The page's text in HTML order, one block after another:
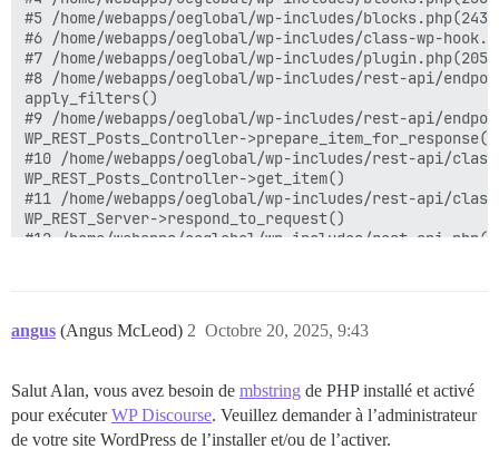
#5 /home/webapps/oeglobal/wp-includes/
#6 /home/webapps/oeglobal/wp-includes/class-wp-
#7 /home/webapps/oeglobal/wp-includes/
#8 /home/webapps/oeglobal/wp-includes/rest-api/
apply_filters()
#9 /home/webapps/oeglobal/wp-includes/rest-api/
WP_REST_Posts_Controller->prepare_item_for_response()
#10 /home/webapps/oeglobal/wp-includes/rest-api/
WP_REST_Posts_Controller->get_item()
#11 /home/webapps/oeglobal/wp-includes/rest-api/
WP_REST_Server->respond_to_request()
#12 /home/webapps/oeglobal/wp-includes/rest-
block_editor_rest_api_preload()
angus (Angus McLeod) Octobre 20, 2025, 9:43
2
Salut Alan, vous avez besoin de mbstring de PHP installé et activé
pour exécuterWP Discourse. Veuillez demander à l’administrateur
de votre site WordPress de l’installer et/ou de l’activer.